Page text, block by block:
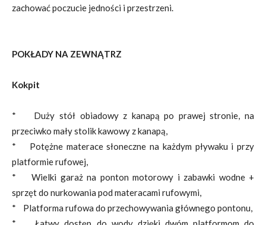
zachować poczucie jedności i przestrzeni.
POKŁADY NA ZEWNĄTRZ
Kokpit
* Duży stół obiadowy z kanapą po prawej stronie, na
przeciwko mały stolik kawowy z kanapą,
* Potężne materace słoneczne na każdym pływaku i przy
platformie rufowej,
* Wielki garaż na ponton motorowy i zabawki wodne +
sprzęt do nurkowania pod materacami rufowymi,
* Platforma rufowa do przechowywania głównego pontonu,